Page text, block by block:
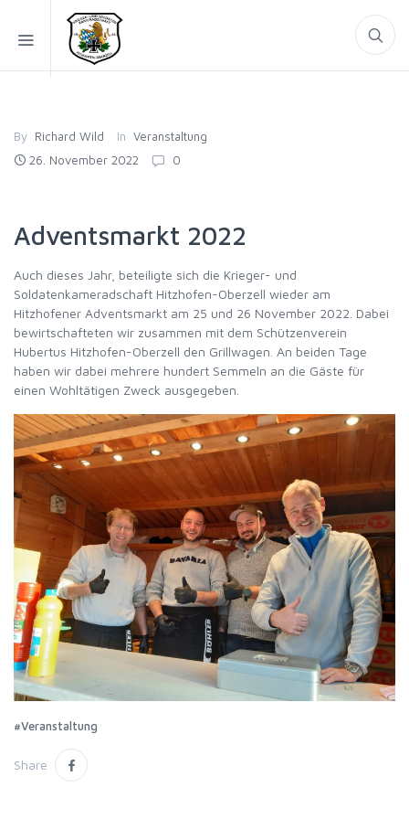
By Richard Wild In Veranstaltung
26. November 2022
0
Adventsmarkt 2022
Auch dieses Jahr, beteiligte sich die Krieger- und
Soldatenkameradschaft Hitzhofen-Oberzell wieder am
Hitzhofener Adventsmarkt am 25 und 26 November 2022. Dabei
bewirtschafteten wir zusammen mit dem Schützenverein
Hubertus Hitzhofen-Oberzell den Grillwagen. An beiden Tage
haben wir dabei mehrere hundert Semmeln an die Gäste für
einen Wohltätigen Zweck ausgegeben.
#Veranstaltung
Share